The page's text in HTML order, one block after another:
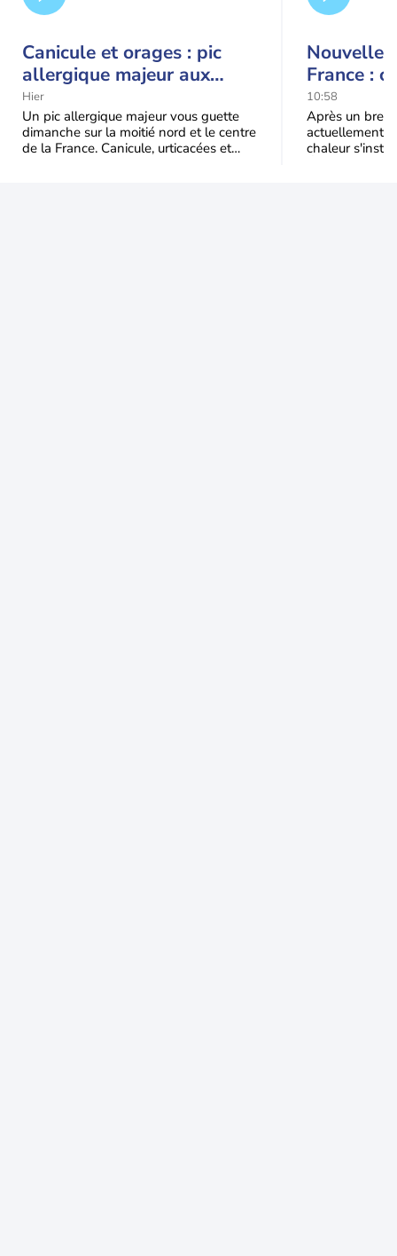
Canicule et orages : pic
allergique majeur aux
urticacées sur la moitié
nord
Hier
Un pic allergique majeur vous guette
dimanche sur la moitié nord et le centre
de la France. Canicule, urticacées et
Nouvelle
France :
10:58
Après un bref
actuellement,
chaleur